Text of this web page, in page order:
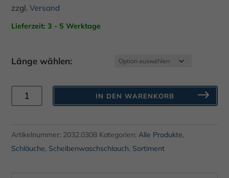
zzgl.Versand
Lieferzeit: 3 - 5 Werktage
Länge wählen:
Scheibenwaschanlage
/
Mercedes
W108,
IN DEN WARENKORB
Artikelnummer: 2032.0308 Kategorien: Alle Produkte,
Schläuche, Scheibenwaschschlauch, Sortiment